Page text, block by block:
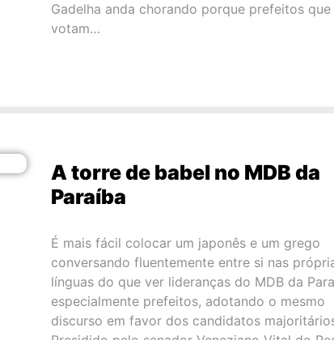
Gadelha anda chorando porque prefeitos que
votam…
A torre de babel no MDB da
Paraíba
É mais fácil colocar um japonês e um grego
conversando fluentemente entre si nas
línguas do que ver lideranças do MDB da
especialmente prefeitos, adotando o mesmo
discurso em favor dos candidatos